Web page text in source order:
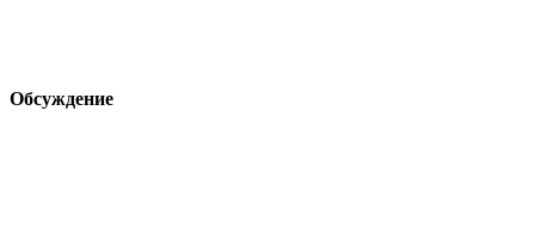
Обсуждение